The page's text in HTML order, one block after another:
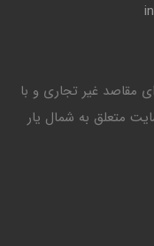
مقاصد غیر تجاری و با
متعلق به شمال یار